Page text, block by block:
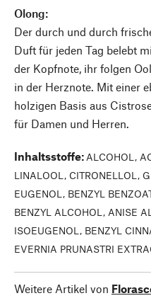
Olong:
Der durch und durch
Duft für jeden Tag belebt
der Kopfnote, ihr folgen
in der Herznote. Mit einer
holzigen Basis aus
für Damen und Herren.
Inhaltsstoffe: ALCOHOL,
LINALOOL, CITRONELLOL,
EUGENOL, BENZYL
BENZYL ALCOHOL, ANISE
ISOEUGENOL, BENZYL
EVERNIA PRUNASTRI
Weitere Artikel von